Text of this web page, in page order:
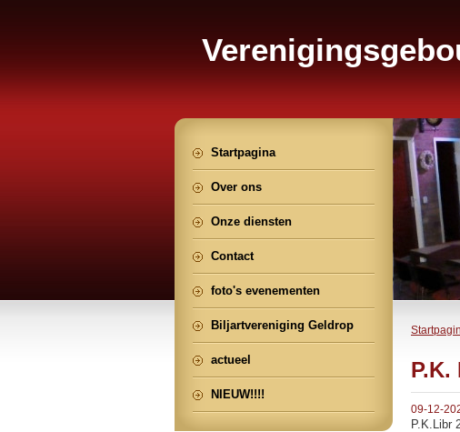
Geldrop
P.K.
09-12-
P.K.Libr
Startpagina
Over ons
Onze diensten
Contact
foto's evenementen
Biljartvereniging Geldrop
actueel
NIEUW!!!!